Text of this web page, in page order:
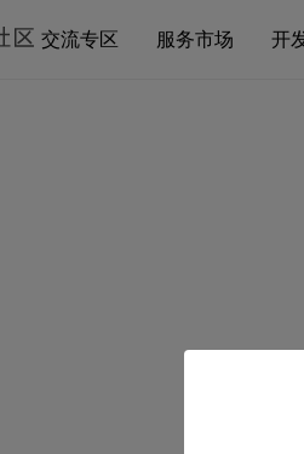
交流专区 服务市场 开